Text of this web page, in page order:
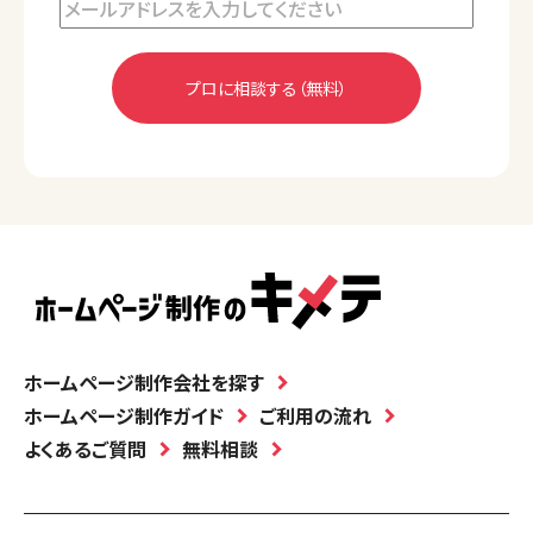
ホームページ制作会社を探す
ホームページ制作ガイド
ご利用の流れ
よくあるご質問
無料相談